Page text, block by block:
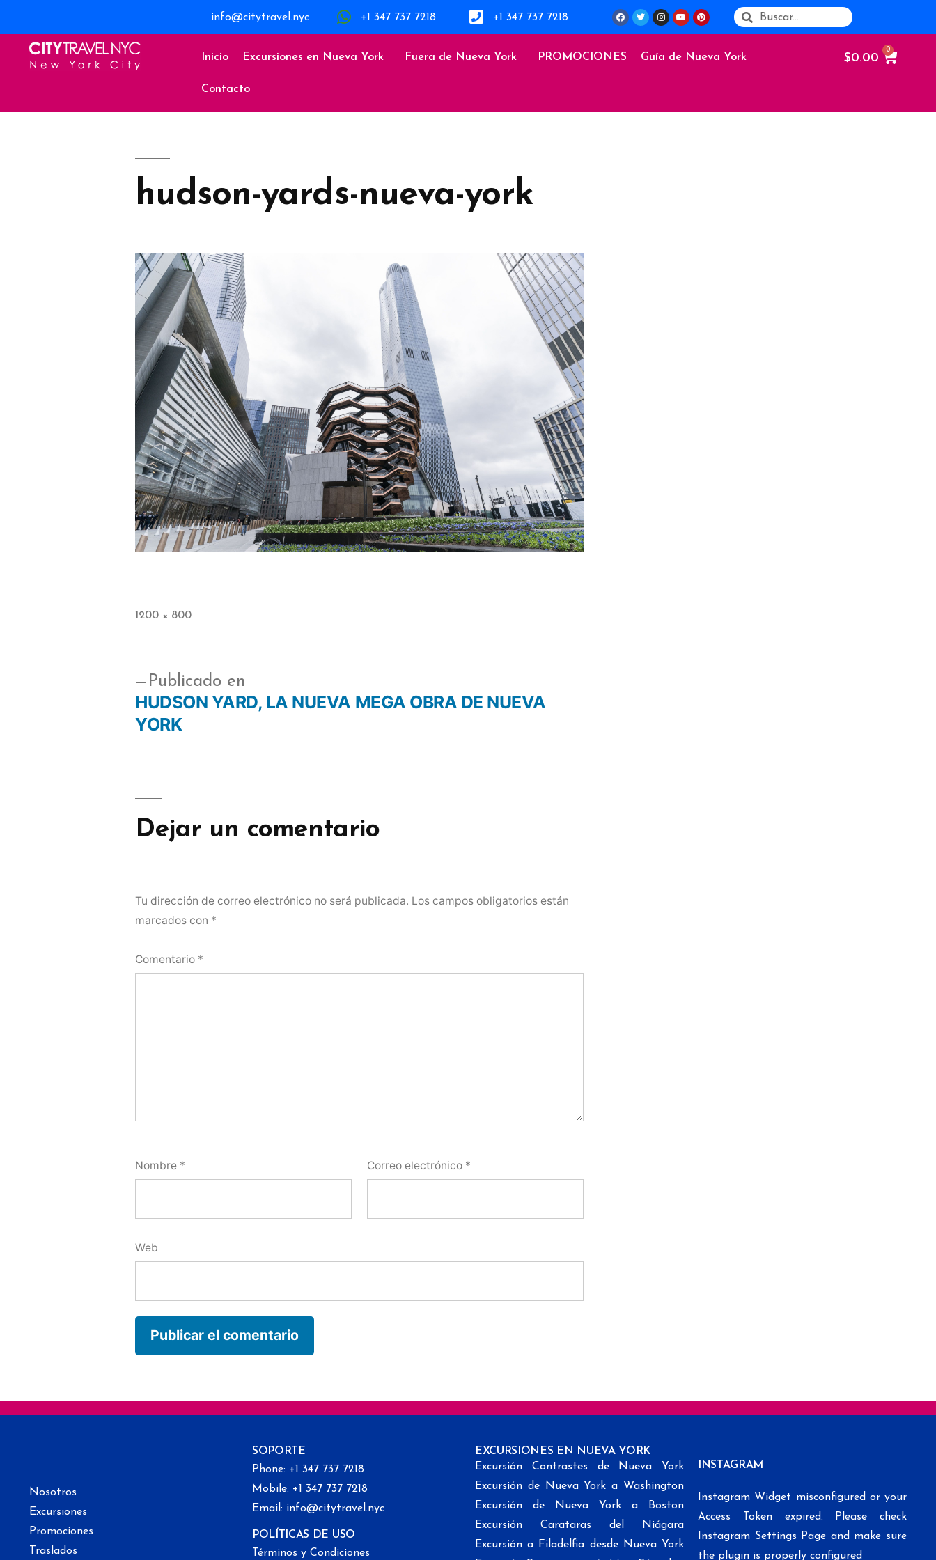
info@citytravel.nyc +1 347 737 7218 +1 347 737 7218
Inicio Excursiones en Nueva York Fuera de Nueva York PROMOCIONES Guía de Nueva York
Contacto
$0.00
hudson-yards-nueva-york
1200 × 800
Publicado en
HUDSON YARD, LA NUEVA MEGA OBRA DE NUEVA
YORK
Dejar un comentario
Tu dirección de correo electrónico no será publicada. Los campos obligatorios están
marcados con *
Comentario *
Nombre * Correo electrónico *
Web
Nosotros
Excursiones
Promociones
Traslados
SOPORTE
Phone: +1 347 737 7218
Mobile: +1 347 737 7218
Email: info@citytravel.nyc
POLÍTICAS DE USO
Términos y Condiciones
EXCURSIONES EN NUEVA YORK
Excursión Contrastes de Nueva York
Excursión de Nueva York a Washington
Excursión de Nueva York a Boston
Excursión Carataras del Niágara
Excursión a Filadelfia desde Nueva York
INSTAGRAM
Instagram Widget misconfigured or your
Access Token expired. Please check
Instagram Settings Page and make sure
the plugin is properly configured